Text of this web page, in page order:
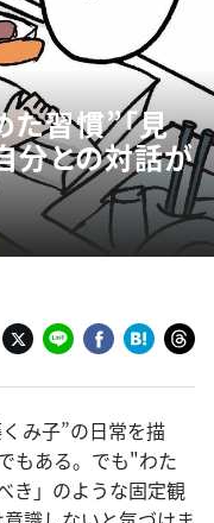
習慣”「見
分との対話が
み子”の日常を描
もある。でも"わた
き」のような固定観